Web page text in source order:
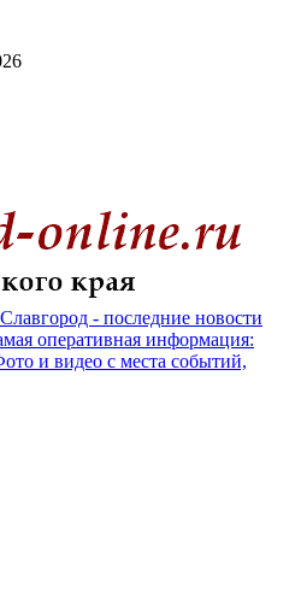
- последние новости
оперативная информация:
и видео с места событий,